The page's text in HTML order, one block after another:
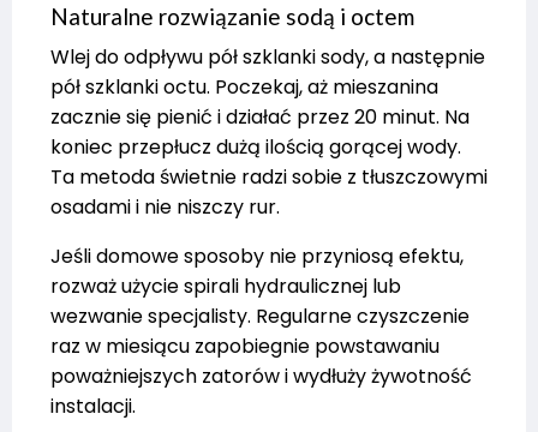
Naturalne rozwiązanie sodą i octem
Wlej do odpływu pół szklanki sody, a następnie
pół szklanki octu. Poczekaj, aż mieszanina
zacznie się pienić i działać przez 20 minut. Na
koniec przepłucz dużą ilością gorącej wody.
Ta metoda świetnie radzi sobie z tłuszczowymi
osadami i nie niszczy rur.
Jeśli domowe sposoby nie przyniosą efektu,
rozważ użycie spirali hydraulicznej lub
wezwanie specjalisty. Regularne czyszczenie
raz w miesiącu zapobiegnie powstawaniu
poważniejszych zatorów i wydłuży żywotność
instalacji.